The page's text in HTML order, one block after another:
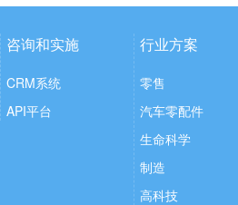
咨询和实施
CRM系统
API平台
行业方案
零售
汽车零配件
生命科学
制造
高科技